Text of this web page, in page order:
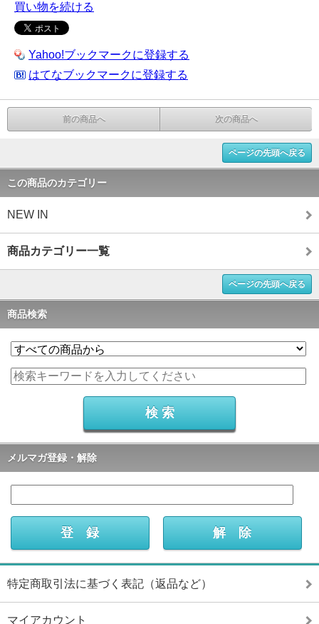
買い物を続ける
Yahoo!ブックマークに登録する
はてなブックマークに登録する
前の商品へ 次の商品へ
ページの先頭へ戻る
この商品のカテゴリー
NEW IN
商品カテゴリー一覧
ページの先頭へ戻る
商品検索
メルマガ登録・解除
特定商取引法に基づく表記（返品など）
マイアカウント